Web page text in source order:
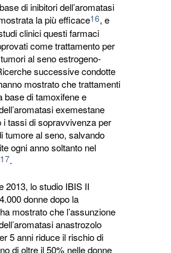
di inibitori dell’aromatasi
la più efficace16, e
clinici questi farmaci
come trattamento per
al seno estrogeno-
successive condotte
mostrato che trattamenti
base di tamoxifene e
exemestane
i tassi di sopravvivenza per
tumore al seno, salvando
ogni anno soltanto nel
17.
2013, lo studio IBIS II
donne dopo la
mostrato che l’assunzione
anastrozolo
5 anni riduce il rischio di
di oltre il 50% nelle donne